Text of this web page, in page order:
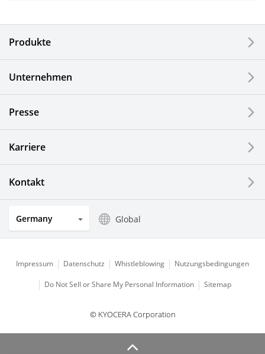
Elektronische Komponenten & Geräte
Optische Komponenten
Photovoltaiksysteme
Küchenprodukte
Produkte
Unternehmen
Presse
Karriere
Kontakt
Germany Global
Impressum Datenschutz Whistleblowing Nutzungsbedingungen
Do Not Sell or Share My Personal Information Sitemap
© KYOCERA Corporation